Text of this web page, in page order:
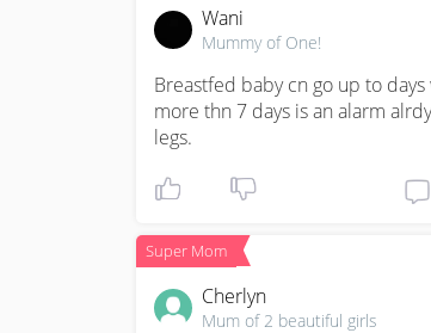
Wani
Mummy of One!
Breastfed baby cn go up to
more thn 7 days is an alarm
legs.
Super Mom
Cherlyn
Mum of 2 beautiful girls